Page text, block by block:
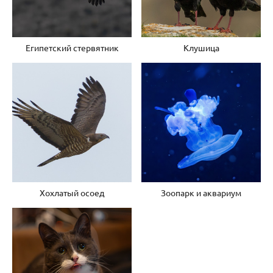
Египетский стервятник Клушица
Хохлатый осоед Зоопарк и аквариум